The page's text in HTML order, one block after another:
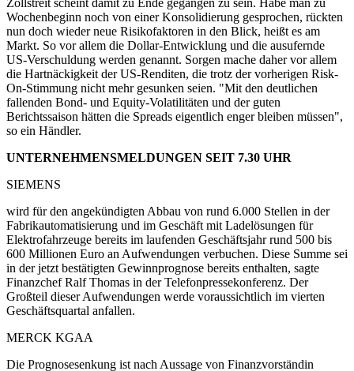
Wochenbeginn noch von einer Konsolidierung gesprochen, rückten
nun doch wieder neue Risikofaktoren in den Blick, heißt es am
Markt. So vor allem die Dollar-Entwicklung und die ausufernde
US-Verschuldung werden genannt. Sorgen mache daher vor allem
die Hartnäckigkeit der US-Renditen, die trotz der vorherigen Risk-
On-Stimmung nicht mehr gesunken seien. "Mit den deutlichen
fallenden Bond- und Equity-Volatilitäten und der guten
Berichtssaison hätten die Spreads eigentlich enger bleiben müssen",
so ein Händler.
UNTERNEHMENSMELDUNGEN SEIT 7.30 UHR
SIEMENS
wird für den angekündigten Abbau von rund 6.000 Stellen in der
Fabrikautomatisierung und im Geschäft mit Ladelösungen für
Elektrofahrzeuge bereits im laufenden Geschäftsjahr rund 500 bis
600 Millionen Euro an Aufwendungen verbuchen. Diese Summe sei
in der jetzt bestätigten Gewinnprognose bereits enthalten, sagte
Finanzchef Ralf Thomas in der Telefonpressekonferenz. Der
Großteil dieser Aufwendungen werde voraussichtlich im vierten
Geschäftsquartal anfallen.
MERCK KGAA
Die Prognosesenkung ist nach Aussage von Finanzvorständin